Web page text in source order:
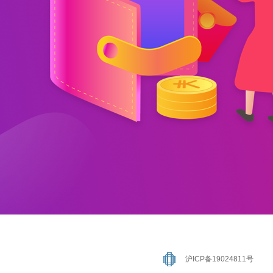
沪ICP备19024811号